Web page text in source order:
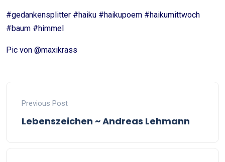
#gedankensplitter #haiku #haikupoem #haikumittwoch
#baum #himmel
Pic von @maxikrass
Previous Post
Lebenszeichen ~ Andreas Lehmann